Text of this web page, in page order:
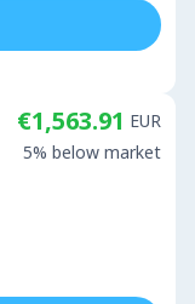
€1,563.91 EUR
5% below market